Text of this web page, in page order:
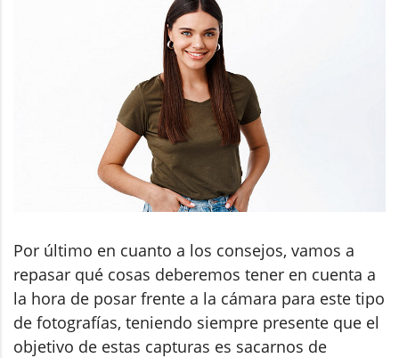
Por último en cuanto a los consejos, vamos a
repasar qué cosas deberemos tener en cuenta a
la hora de posar frente a la cámara para este tipo
de fotografías, teniendo siempre presente que el
objetivo de estas capturas es sacarnos de